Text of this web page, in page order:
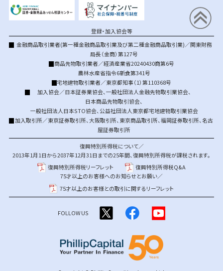
登録・加入協会等
金融商品取引業者(第一種金融商品取引業及び第二種金融商品取引業)／関東財務
局長（金商）第127号
商品先物取引業者／経済産業省20240430商第6号
農林水産省指令6新食第341号
宅地建物取引業者／東京都知事（1）第110368号
加入協会／日本証券業協会、一般社団法人金融先物取引業協会、
日本商品先物取引協会、
一般社団法人日本STO協会、公益社団法人東京都宅地建物取引業協会
加入取引所／東京証券取引所、大阪取引所、 東京商品取引所、福岡証券取引所、名古
屋証券取引所
復興特別所得税について／
2013年1月1日から2037年12月31日までの25年間、復興特別所得税が課税されます。
復興特別所得税リーフレット
復興特別所得税Q&A
75才以上のお客様へのお知らせとお願い／
75才以上のお客様との取引に関するリーフレット
FOLLOW US